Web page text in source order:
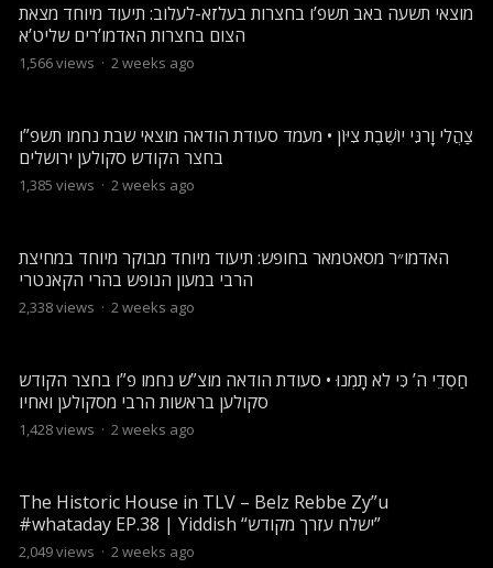
מוצאי תשעה באב תשפ’ו בחצרות בעלזא-לעלוב: תיעוד מיוחד מצאת
הצום בחצרות האדמו’רים שליט’א
1,566views · 2 weeks ago
צַהֲלִי וָרֹנִּי יוֹשֶׁבֶת צִיּוֹן • מעמד סעודת הודאה מוצאי שבת נחמו תשפ”ו
בחצר הקודש סקולען ירושלים
1,385 views · 2 weeks ago
האדמו״ר מסאטמאר בחופש: תיעוד מיוחד מבוקר מיוחד במחיצת
הרבי במעון הנופש בהרי הקאנטרי
2,338views · 2 weeks ago
חַסְדֵי ה’ כִּי לֹא תָמְנוּ • סעודת הודאה מוצ”ש נחמו פ”ו בחצר הקודש
סקולען בראשות הרבי מסקולען ואחיו
1,428views · 2 weeks ago
The Historic House in TLV – Belz Rebbe Zy”u
#whataday EP.38 | Yiddish “ישלח עזרך מקודש”
2,049views · 2 weeks ago